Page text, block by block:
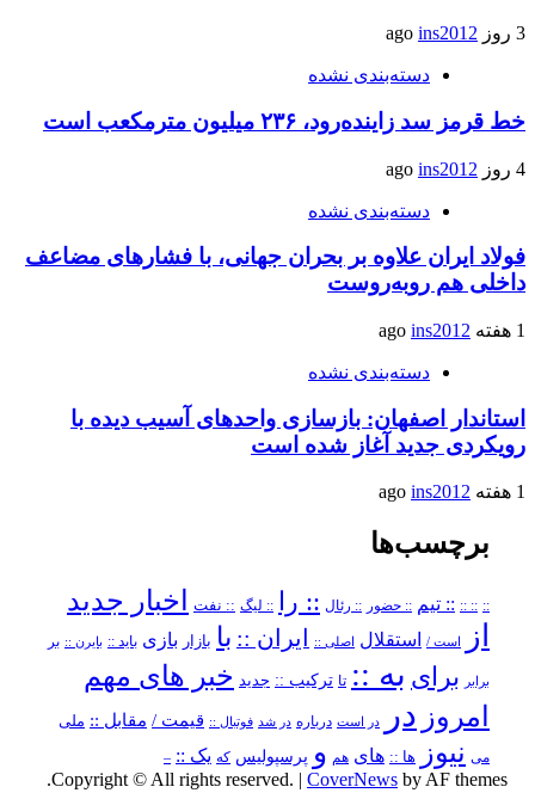
3 روز ago ins2012
دسته‌بندی نشده
خط قرمز سد زاینده‌رود، ۲۳۶ میلیون مترمکعب است
4 روز ago ins2012
دسته‌بندی نشده
فولاد ایران علاوه بر بحران جهانی، با فشارهای مضاعف
داخلی هم روبه‌روست
1 هفته ago ins2012
دسته‌بندی نشده
استاندار اصفهان: بازسازی واحدهای آسیب دیده با
رویکردی جدید آغاز شده است
1 هفته ago ins2012
برچسب‌ها
::
:: :: :: تیم :: حضور :: رئال :: را :: لیگ :: نفت اخبار جدید
از است / استقلال اصلی :: ایران :: با بازار بازی باید :: بایرن :: بر
برابر برای به :: تا ترکیب :: جدید خبر های مهم
امروز در در است درباره در شد فوتبال :: قیمت / مقابل :: ملی
می نیوز ها :: های هم و پرسپولیس که یک :: –
Copyright © All rights reserved. | CoverNews by AF themes.